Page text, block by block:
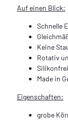
Auf einen Blick:
Schnelle
Keine
Rotativ
Silikonfrei
Made in
Eigenschaften:
grobe